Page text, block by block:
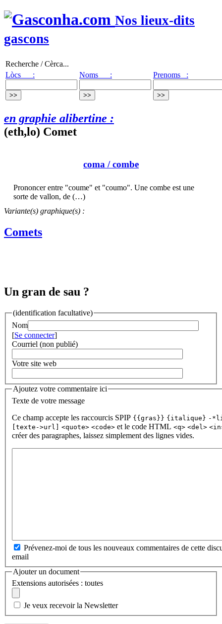
Nos lieux-dits
gascons
Recherche / Cèrca...
Lòcs :
Noms : Prenoms :
en graphie alibertine :
(eth,lo) Comet
coma / combe
Prononcer entre "coume" et "coumo". Une combe est une
sorte de vallon, de (…)
Variante(s) graphique(s) :
Comets
Un gran de sau ?
(identification facultative)
Nom
[Se connecter]
Courriel (non publié)
Votre site web
Ajoutez votre commentaire ici
Texte de votre message
Ce champ accepte les raccourcis SPIP {{gras}} {italique} -
[texte->url] <quote> <code> et le code HTML <q> <del>
créer des paragraphes, laissez simplement des lignes vides.
Prévenez-moi de tous les nouveaux commentaires de cette
email
Ajouter un document
Extensions autorisées : toutes
Je veux recevoir la Newsletter